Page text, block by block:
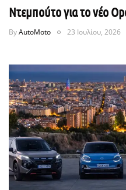
Ντεμπούτο για το νέο
ByAutoMoto 23 Ιουλίου, 2026